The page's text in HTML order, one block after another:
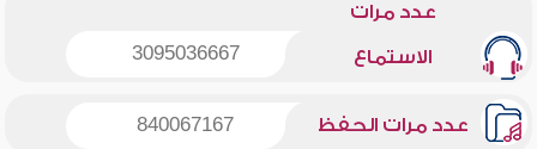
عدد مرات
الاستماع 3095036667
عدد مرات الحفظ 840067167